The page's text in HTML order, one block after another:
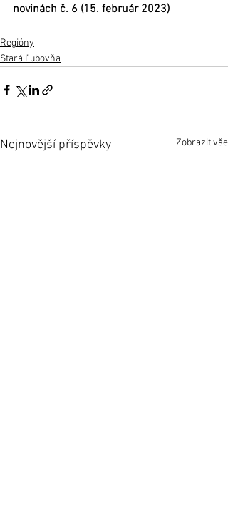
novinách č. 6 (15. február 2023)
Regióny
Stará Ľubovňa
Nejnovější příspěvky Zobrazit vše